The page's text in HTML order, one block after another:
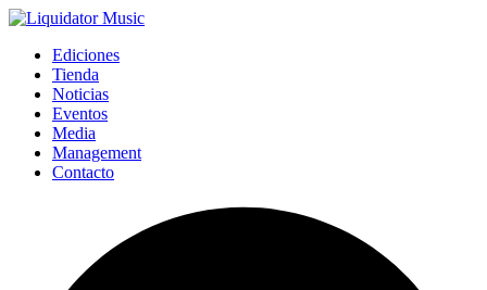
Ediciones
Tienda
Noticias
Eventos
Media
Management
Contacto